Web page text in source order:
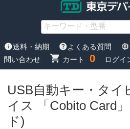
info送料・納期 helpよくある質問 memory
問い合わせ
shopping_cart カート 0 ログイ
USB自動キー・タイ
イス 「Cobito Card
ド)